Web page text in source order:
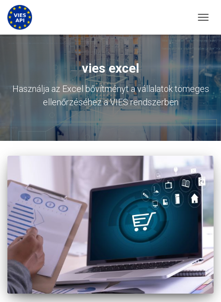
vies excel
Használja az Excel bővítményt a vállalatok tömeges
ellenőrzéséhez a VIES rendszerben